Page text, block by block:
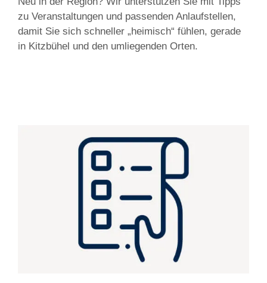
zu Veranstaltungen und passenden Anlaufstellen,
damit Sie sich schneller „heimisch“ fühlen, gerade
in Kitzbühel und den umliegenden Orten.